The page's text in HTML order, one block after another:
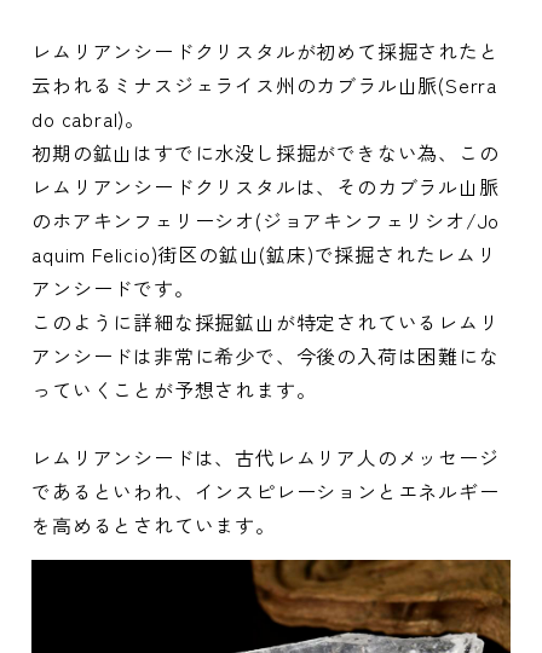
レムリアンシードクリスタルが初めて採掘されたと
云われるミナスジェライス州のカブラル山脈(Serra
do cabral)。
初期の鉱山はすでに水没し採掘ができない為、この
レムリアンシードクリスタルは、そのカブラル山脈
のホアキンフェリーシオ(ジョアキンフェリシオ/Jo
aquim Felicio)街区の鉱山(鉱床)で採掘されたレムリ
アンシードです。
このように詳細な採掘鉱山が特定されているレムリ
アンシードは非常に希少で、今後の入荷は困難にな
っていくことが予想されます。
レムリアンシードは、古代レムリア人のメッセージ
であるといわれ、インスピレーションとエネルギー
を高めるとされています。